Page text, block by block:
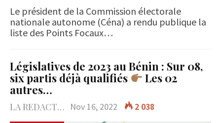
Le président de la Commission électorale
nationale autonome (Céna) a rendu publique la
liste des Points Focaux…
Législatives de 2023 au Bénin : Sur 08,
six partis déjà qualifiés
Les 02
autres…
LA REDACTION Nov 16, 2022
2 038